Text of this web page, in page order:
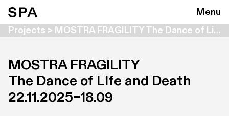
Menu
Projects > MOSTRA FRAGILITY The Dance of Life and Death
MOSTRA FRAGILITY
The Dance of Life and Death
22.11.2025–18.09